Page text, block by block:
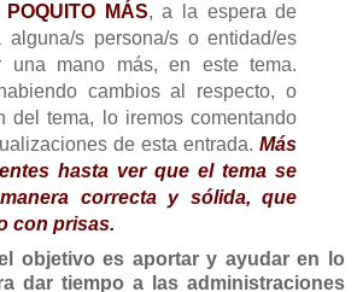
POQUITO MÁS, a la espera de
s persona/s o entidad/es
una mano más, en este tema.
cambios al respecto, o
del tema, lo iremos comentando
de esta entrada.Más
hasta ver que el tema se
correcta y sólida, que
con prisas.
objetivo es aportar y ayudar en lo
dar tiempo a las administraciones